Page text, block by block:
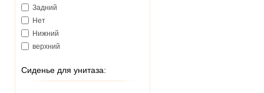
Задний
Нет
Нижний
верхний
Сиденье для унитаза: